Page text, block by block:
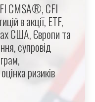
CMSA®, CFI
в акції, ETF,
США, Європи та
супровід
ризиків